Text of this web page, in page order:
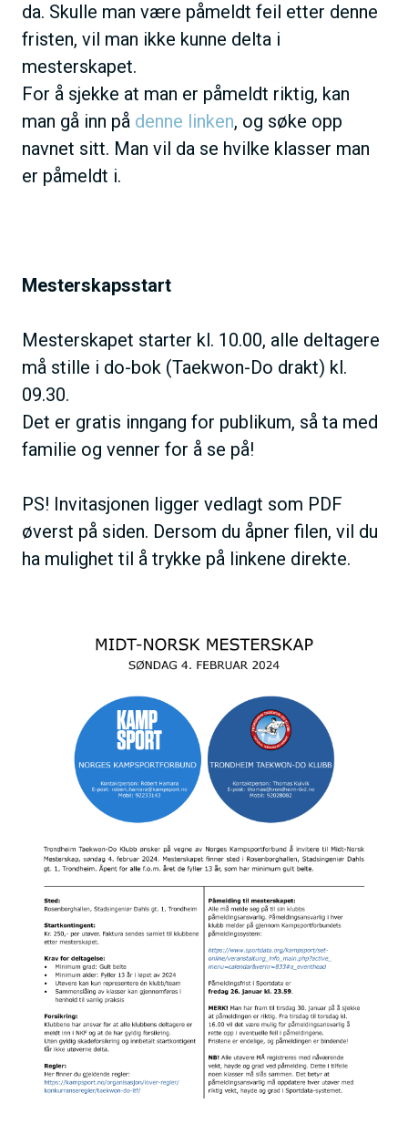
da. Skulle man være påmeldt feil etter denne
fristen, vil man ikke kunne delta i
mesterskapet.
For å sjekke at man er påmeldt riktig, kan
man gå inn på denne linken, og søke opp
navnet sitt. Man vil da se hvilke klasser man
er påmeldt i.
Mesterskapsstart
Mesterskapet starter kl. 10.00, alle deltagere
må stille i do-bok (Taekwon-Do drakt) kl.
09.30.
Det er gratis inngang for publikum, så ta med
familie og venner for å se på!
PS! Invitasjonen ligger vedlagt som PDF
øverst på siden. Dersom du åpner filen, vil du
ha mulighet til å trykke på linkene direkte.